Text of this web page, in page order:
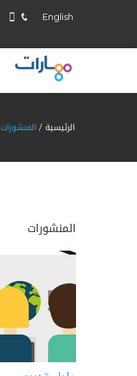
English
الرئيسية المنشورات
المنشورات